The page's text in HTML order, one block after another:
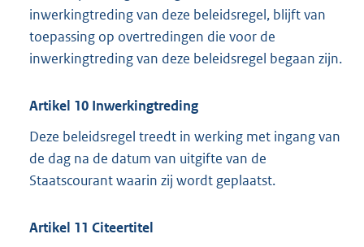
inwerkingtreding van deze beleidsregel, blijft van
toepassing op overtredingen die voor de
inwerkingtreding van deze beleidsregel begaan zijn.
Artikel 10 Inwerkingtreding
Deze beleidsregel treedt in werking met ingang van
de dag na de datum van uitgifte van de
Staatscourant waarin zij wordt geplaatst.
Artikel 11 Citeertitel